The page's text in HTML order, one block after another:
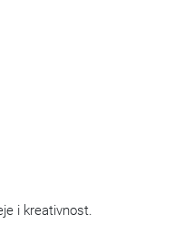
i kreativnost.